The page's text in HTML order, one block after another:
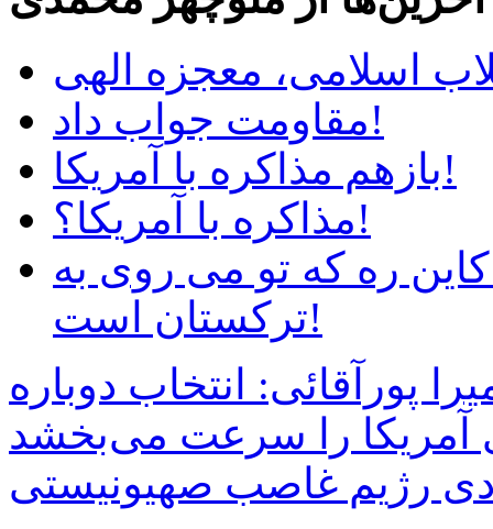
اسلامی، معجزه الهی
مقاومت جواب داد!
بازهم مذاکره با آمریکا!
مذاکره با آمریکا؟!
ره که تو می روی به
ترکستان است!
پورآقائی: انتخاب دوباره
آمریکا را سرعت می‌بخشد